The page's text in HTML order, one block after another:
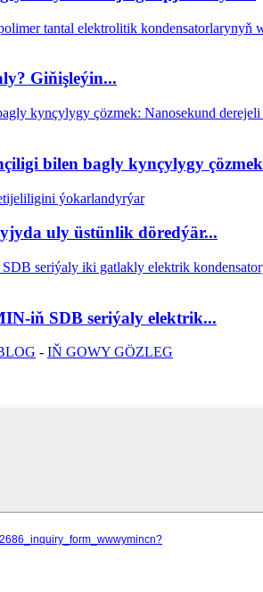
Giňişleýin...
bilen bagly kynçylygy
uly üstünlik döredýär...
iň SDB seriýaly elektrik...
- IŇ GOWY GÖZLEG